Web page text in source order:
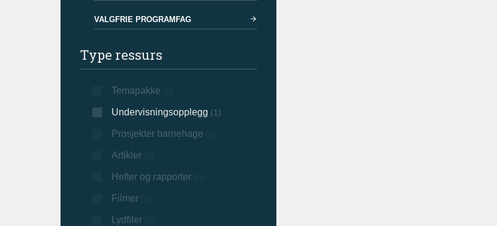
VALGFRIE PROGRAMFAG
Type ressurs
Temapakke
Undervisningsopplegg (1)
Prosjekter barnehage
Artikler(0)
Hefter og rapporter(0)
Filmer(0)
Lydfiler(0)